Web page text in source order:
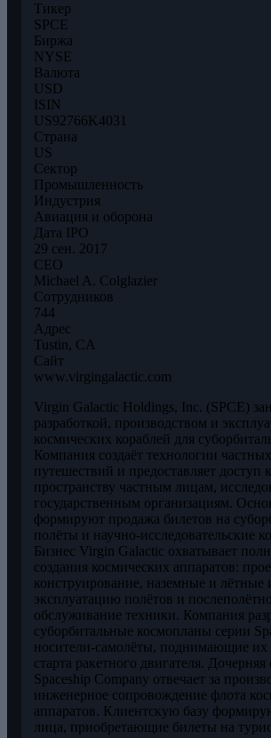
Тикер
SPCE
Биржа
NYSE
Валюта
USD
ISIN
US92766K4031
Страна
US
Сектор
Промышленность
Индустрия
Авиация и оборона
Дата IPO
29 сен. 2017
CEO
Michael A. Colglazier
Сотрудников
744
Адрес
Tustin, CA
Сайт
www.virgingalactic.com
Virgin Galactic Holdings, Inc. (SPCE)
разработкой, производством и
космических кораблей для
Компания создаёт технологии
путешествий и предоставляет доступ
пространству частным лицам,
государственным организациям.
формируют продажа билетов на
полёты и научно-исследовательские
Бизнес Virgin Galactic охватывает
создания космических аппаратов:
конструирование, наземные и лётные
эксплуатацию полётов и
обслуживание техники. Компания
суборбитальные космопланы серии
носители-самолёты, поднимающие их
старта ракетного двигателя. Дочерняя
Spaceship Company отвечает за
инженерное сопровождение флота
аппаратов. Клиентскую базу
лица, приобретающие билеты на